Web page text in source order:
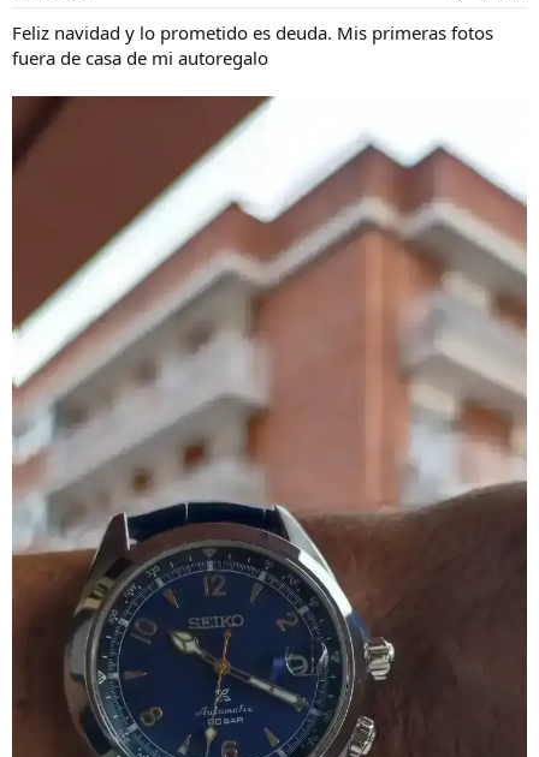
:
Feliz navidad y lo prometido es deuda. Mis primeras fotos
fuera de casa de mi autoregalo